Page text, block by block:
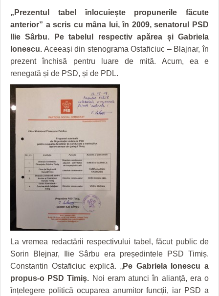
ZIARISTU’ DE TERASĂ
CU OIŞTEA-N KIERKEGAARD
FINANŢĂRI DE LA A LA Z
UNDE MERGEM
FILME DOCUMENTARE
CLIPURI VIDEO
ANUNŢURI
INFO SI UTILE
CULTURA
FILME DOCUMENTARE
CLIPURI VIDEO
JOCURI ONLINE
DIVERSE
FARMACII DIN TIMIŞOARA
HARTA TIMIŞOAREI
LICEE, ŞCOLI ŞI GRĂDINIŢE DIN TIMIŞ
PRIMĂRIILE DIN TIMIŞ
SFATUL MEDICULUI
„Prezentul tabel înlocuiește propunerile făcute
anterior” a scris cu mâna lui, în 2009, senatorul PSD
Ilie Sârbu. Pe tabelul respectiv apărea și Gabriela
Ionescu. Aceeași din stenograma Ostaficiuc – Blajnar, în
prezent închisă pentru luare de mită. Acum, ea e
renegată și de PSD, și de PDL.
La vremea redactării respectivului tabel, făcut public de
Sorin Blejnar, Ilie Sârbu era președintele PSD Timiș.
Constantin Ostaficiuc explică. „Pe Gabriela Ionescu a
propus-o PSD Timiș. Noi eram atunci în alianță, era o
înțelegere politică ocuparea anumitor funcții, iar PSD a